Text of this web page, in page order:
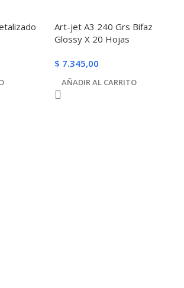
Art-jet A3 240 Grs Bifaz
Glossy X 20 Hojas
$ 7.345,00
AÑADIR AL CARRITO